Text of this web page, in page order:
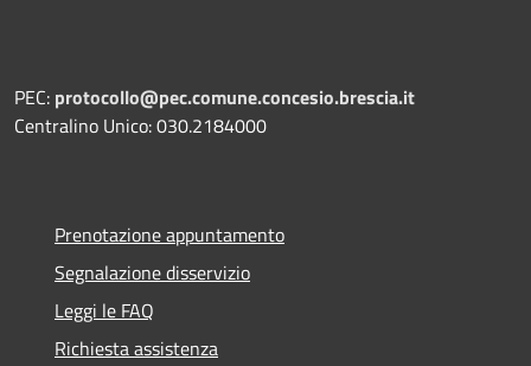
PEC: protocollo@pec.comune.concesio.brescia.it
Centralino Unico: 030.2184000
Prenotazione appuntamento
Segnalazione disservizio
Leggi le FAQ
Richiesta assistenza